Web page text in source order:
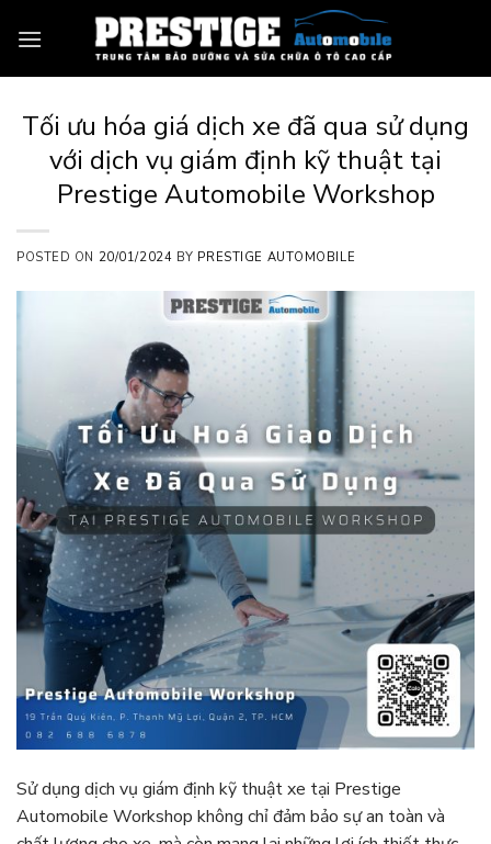
Tối ưu hóa giá dịch xe đã qua sử dụng
với dịch vụ giám định kỹ thuật tại
Prestige Automobile Workshop
POSTED ON 20/01/2024 BY PRESTIGE AUTOMOBILE
Sử dụng dịch vụ giám định kỹ thuật xe tại Prestige
Automobile Workshop không chỉ đảm bảo sự an toàn và